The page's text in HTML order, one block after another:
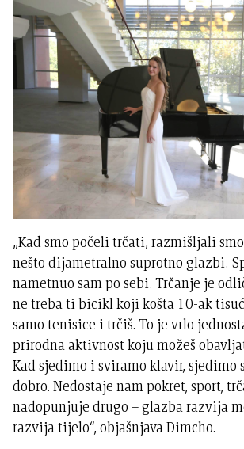
„Kad smo počeli trčati, razmišljali
nešto dijametralno suprotno glazbi.
nametnuo sam po sebi. Trčanje je
ne treba ti bicikl koji košta 10-ak
samo tenisice i trčiš. To je vrlo
prirodna aktivnost koju možeš
Kad sjedimo i sviramo klavir, sjedimo
dobro. Nedostaje nam pokret, sport,
nadopunjuje drugo – glazba razvija
razvija tijelo“, objašnjava Dimcho.